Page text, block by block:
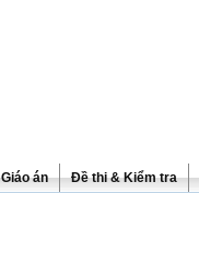
Giáo án Đề thi & Kiểm tra